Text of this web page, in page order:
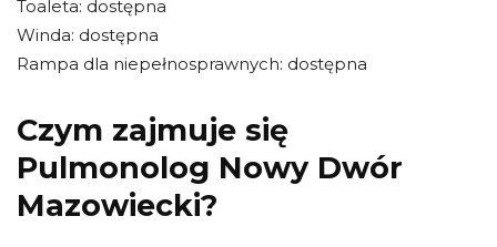
Toaleta: dostępna
Winda: dostępna
Rampa dla niepełnosprawnych: dostępna
Czym zajmuje się
Pulmonolog Nowy Dwór
Mazowiecki?